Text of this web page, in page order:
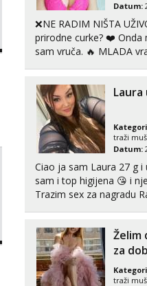
Tel:
tel:0,93€ -
Anđela
Tel:
tel:0,93€ -
Datum:
❌NE RADIM NIŠTA UŽIVO❌ Voliš
prirodne curke? ❤️ Onda
sam vruča.‎ ️‍🔥 MLADA
možeš pranaći nešto po
kolegica...
Laura
traži
Datum:
Ciao ja sam Laura 27 g
sam i top higijena 😘 i
Trazim sex za nagradu Radim klasican sex Pusenje i
neljubim se Wha...Želim
za
traži